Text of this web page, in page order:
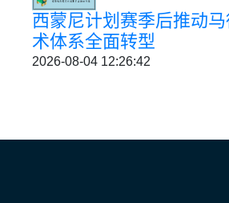
西蒙尼计划赛季后推动
术体系全面转型
2026-08-04 12:26:42